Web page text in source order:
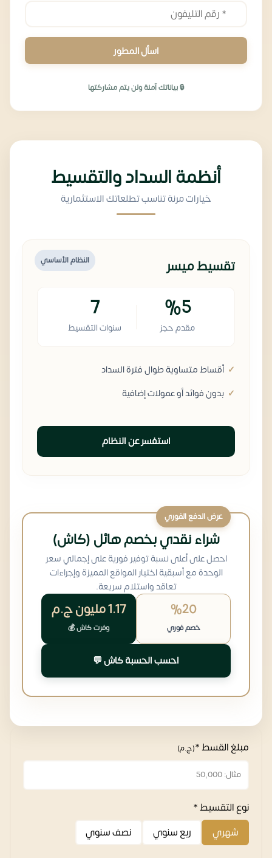
اسأل المطور
🔒 بياناتك آمنة ولن يتم مشاركتها
أنظمة السداد والتقسيط
خيارات مرنة تناسب تطلعاتك الاستثمارية
النظام الأساسي تقسيط ميسر
%5
مقدم حجز
7
سنوات التقسيط
أقساط متساوية طوال فترة السداد
بدون فوائد أو عمولات إضافية
استفسر عن النظام
عرض الدفع الفوري
شراء نقدي بخصم هائل (كاش)
احصل على أعلى نسبة توفير فورية على إجمالي سعر
الوحدة مع أسبقية اختيار المواقع المميزة وإجراءات
تعاقد واستلام سريعة.
%20
خصم فوري
1.17 مليون ج.م
وفرت كاش 💰
احسب الحسبة كاش 💬
مبلغ القسط *(ج.م)
نوع التقسيط *
شهري
ربع سنوي نصف سنوي